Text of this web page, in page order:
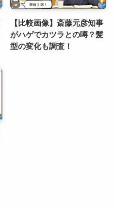
【比較画像】斎藤元彦知事
がハゲでカツラとの噂？髪
型の変化も調査！